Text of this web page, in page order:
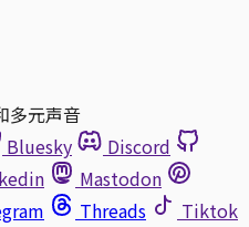
多元声音
Bluesky
Discord
Mastodon
Threads
Tiktok